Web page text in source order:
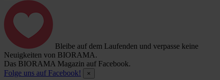
Bleibe auf dem Laufenden und verpasse keine
Neuigkeiten von BIORAMA.
Das BIORAMA Magazin auf Facebook.
Folge uns auf Facebook!
×